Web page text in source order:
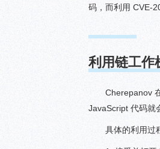
码，而利用 CVE-
利用链工作
Cherepanov
JavaScript 代码就
具体的利用过